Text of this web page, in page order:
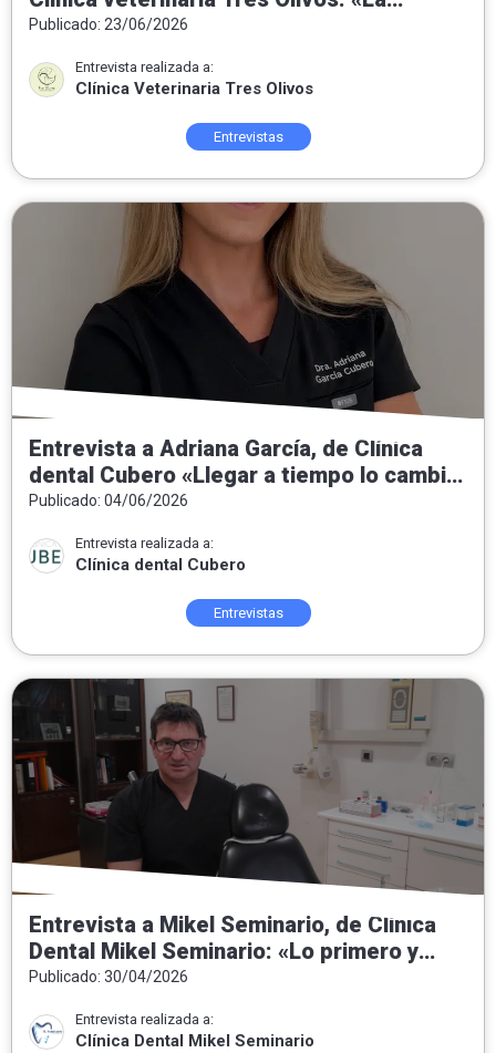
medicina preventiva es la veterinaria del
Publicado: 23/06/2026
Entrevista realizada a:
Clínica Veterinaria Tres Olivos
Entrevistas
Entrevista a Adriana García, de Clínica
dental Cubero «Llegar a tiempo lo cambia
todo»
Publicado: 04/06/2026
Entrevista realizada a:
Clínica dental Cubero
Entrevistas
Entrevista a Mikel Seminario, de Clínica
Dental Mikel Seminario: «Lo primero y
fundamental es conocer al paciente»
Publicado: 30/04/2026
Entrevista realizada a:
Clínica Dental Mikel Seminario